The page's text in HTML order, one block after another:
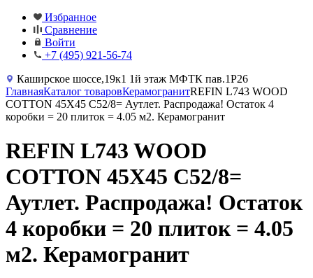
Избранное
Сравнение
Войти
+7 (495) 921-56-74
Каширское шоссе,19к1 1й этаж МФТК пав.1Р26
ГлавнаяКаталог товаровКерамогранитREFIN L743 WOOD
COTTON 45X45 C52/8= Аутлет. Распродажа! Остаток 4
коробки = 20 плиток = 4.05 м2. Керамогранит
REFIN L743 WOOD
COTTON 45X45 C52/8=
Аутлет. Распродажа! Остаток
4 коробки = 20 плиток = 4.05
м2. Керамогранит